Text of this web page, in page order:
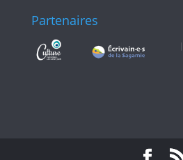
Partenaires